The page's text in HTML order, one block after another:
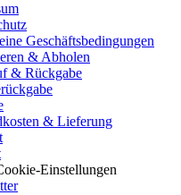
Geschäftsbedingungen
& Abholen
& Rückgabe
& Lieferung
Einstellungen